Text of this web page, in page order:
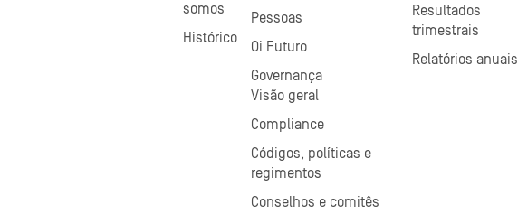
somos
Histórico
Pessoas
Oi Futuro
Governança
Visão geral
Compliance
Códigos, políticas e
regimentos
Conselhos e comitês
Resultados
trimestrais
Relatórios anuais